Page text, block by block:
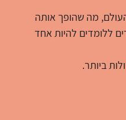
מה שהופך אותה
ללומדים להיות אחד
ביותר.